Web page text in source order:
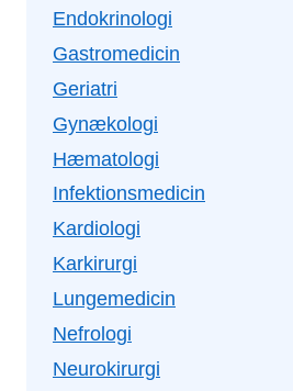
Endokrinologi
Gastromedicin
Geriatri
Gynækologi
Hæmatologi
Infektionsmedicin
Kardiologi
Karkirurgi
Lungemedicin
Nefrologi
Neurokirurgi